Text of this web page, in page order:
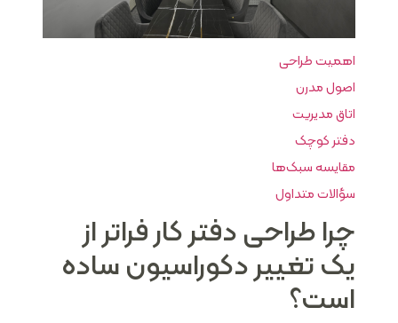
اهمیت طراحی
اصول مدرن
اتاق مدیریت
دفتر کوچک
مقایسه سبک‌ها
سؤالات متداول
چرا طراحی دفتر کار فراتر از
یک تغییر دکوراسیون ساده
است؟